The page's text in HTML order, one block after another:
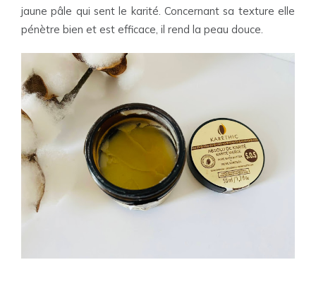
jaune pâle qui sent le karité. Concernant sa texture elle
pénètre bien et est efficace, il rend la peau douce.